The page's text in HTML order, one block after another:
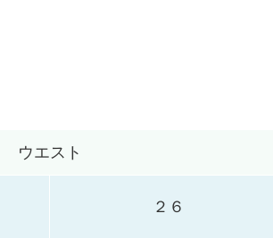
ウエスト
２６